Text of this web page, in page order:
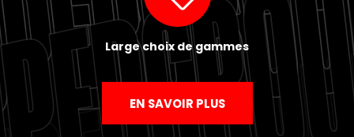
Large choix de gammes
EN SAVOIR PLUS